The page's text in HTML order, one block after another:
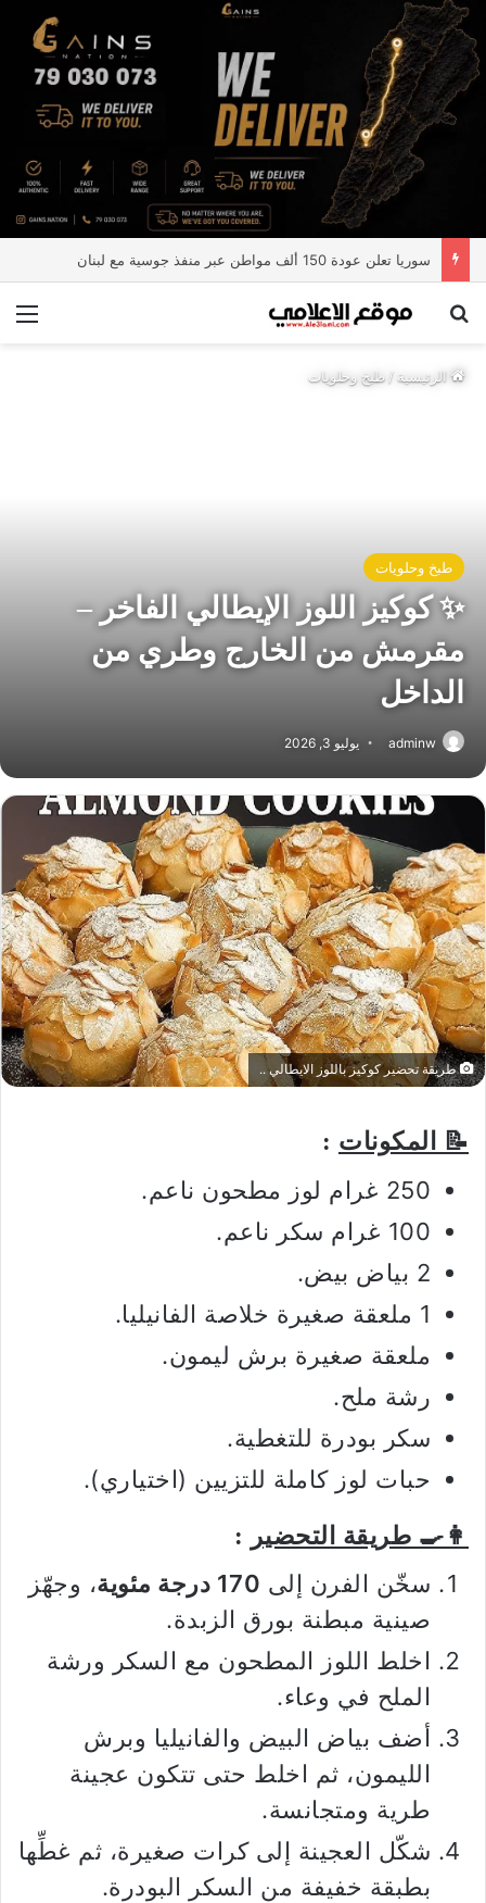
سوريا تعلن عودة 150 ألف مواطن عبر منفذ جوسية مع لبنان
بحث عن
الرئيسية/طبخ وحلويات
طبخ وحلويات
✨ كوكيز اللوز الإيطالي الفاخر –
مقرمش من الخارج وطري من
الداخل
adminw يوليو 3, 2026
طريقة تحضير كوكيز باللوز الايطالي ..
📝 المكونات :
250 غرام لوز مطحون ناعم.
100 غرام سكر ناعم.
2 بياض بيض.
1 ملعقة صغيرة خلاصة الفانيليا.
ملعقة صغيرة برش ليمون.
رشة ملح.
سكر بودرة للتغطية.
حبات لوز كاملة للتزيين (اختياري).
👩‍🍳 طريقة التحضير :
سخّن الفرن إلى 170 درجة مئوية
، وجهّز
صينية مبطنة بورق الزبدة.
اخلط اللوز المطحون مع السكر ورشة
الملح في وعاء.
أضف بياض البيض والفانيليا وبرش
الليمون، ثم اخلط حتى تتكون عجينة
طرية ومتجانسة.
شكّل العجينة إلى كرات صغيرة، ثم غطِّها
بطبقة خفيفة من السكر البودرة.